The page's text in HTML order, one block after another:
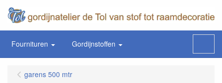
Fournituren Gordijnstoffen
garens 500 mtr